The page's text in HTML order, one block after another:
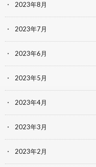
2023年8月
2023年7月
2023年6月
2023年5月
2023年4月
2023年3月
2023年2月